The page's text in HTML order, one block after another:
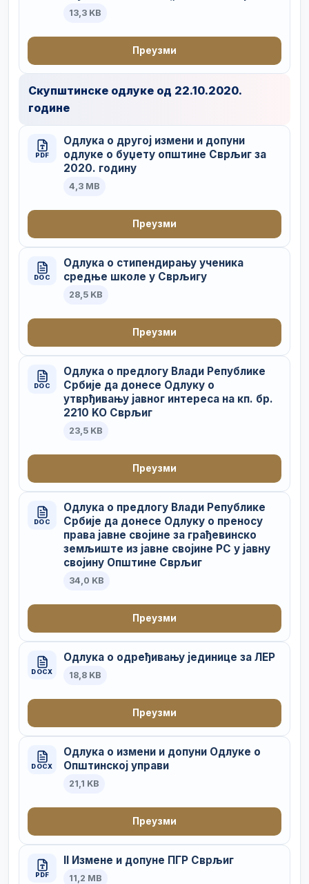
13,3 KB
Преузми
Скупштинске одлуке од 22.10.2020.
године
PDF
Одлука о другој измени и допуни
одлуке о буџету општине Сврљиг за
2020. годину
4,3 MB
Преузми
DOC
Одлука о стипендирању ученика
средње школе у Сврљигу
28,5 KB
Преузми
DOC
Одлука о предлогу Влади Републике
Србије да донесе Одлуку о
утврђивању јавног интереса на кп. бр.
2210 KO Сврљиг
23,5 KB
Преузми
DOC
Одлука о предлогу Влади Републике
Србије да донесе Одлуку о преносу
права јавне својине за грађевинско
земљиште из јавне својине РС у јавну
својину Општине Сврљиг
34,0 KB
Преузми
DOCX
Одлука о одређивању јединице за ЛЕР
18,8 KB
Преузми
DOCX
Одлука о измени и допуни Одлуке о
Општинској управи
21,1 KB
Преузми
PDF
II Измене и допуне ПГР Сврљиг
11,2 MB